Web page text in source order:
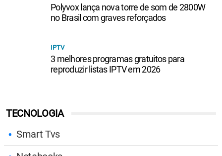
TECNOLOGIA
Smart Tvs
Polyvox lança nova torre de som de 2800W
no Brasil com graves reforçados
IPTV
3 melhores programas gratuitos para
reproduzir listas IPTV em 2026